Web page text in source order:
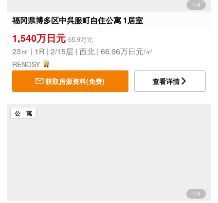
1/4
福冈県博多区中呉服町自住公寓 1居室
1,540万日元 65.9万元
23㎡ | 1R | 2/15层 | 西北 | 66.96万日元/㎡
RENOSY
获取房源资料(免费)
查看详情
公 寓
1/4